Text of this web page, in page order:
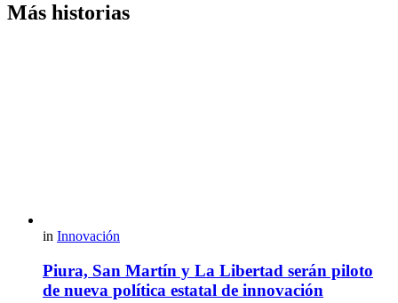
Más historias
in Innovación
Piura, San Martín y La Libertad serán piloto
de nueva política estatal de innovación